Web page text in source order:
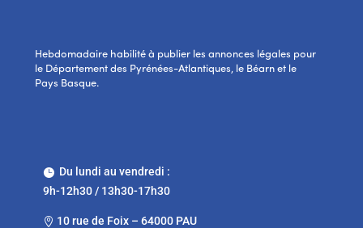
Hebdomadaire habilité à publier les annonces légales pour
le Département des Pyrénées-Atlantiques, le Béarn et le
Pays Basque.
Du lundi au vendredi :
9h-12h30 / 13h30-17h30
 10 rue de Foix – 64000 PAU